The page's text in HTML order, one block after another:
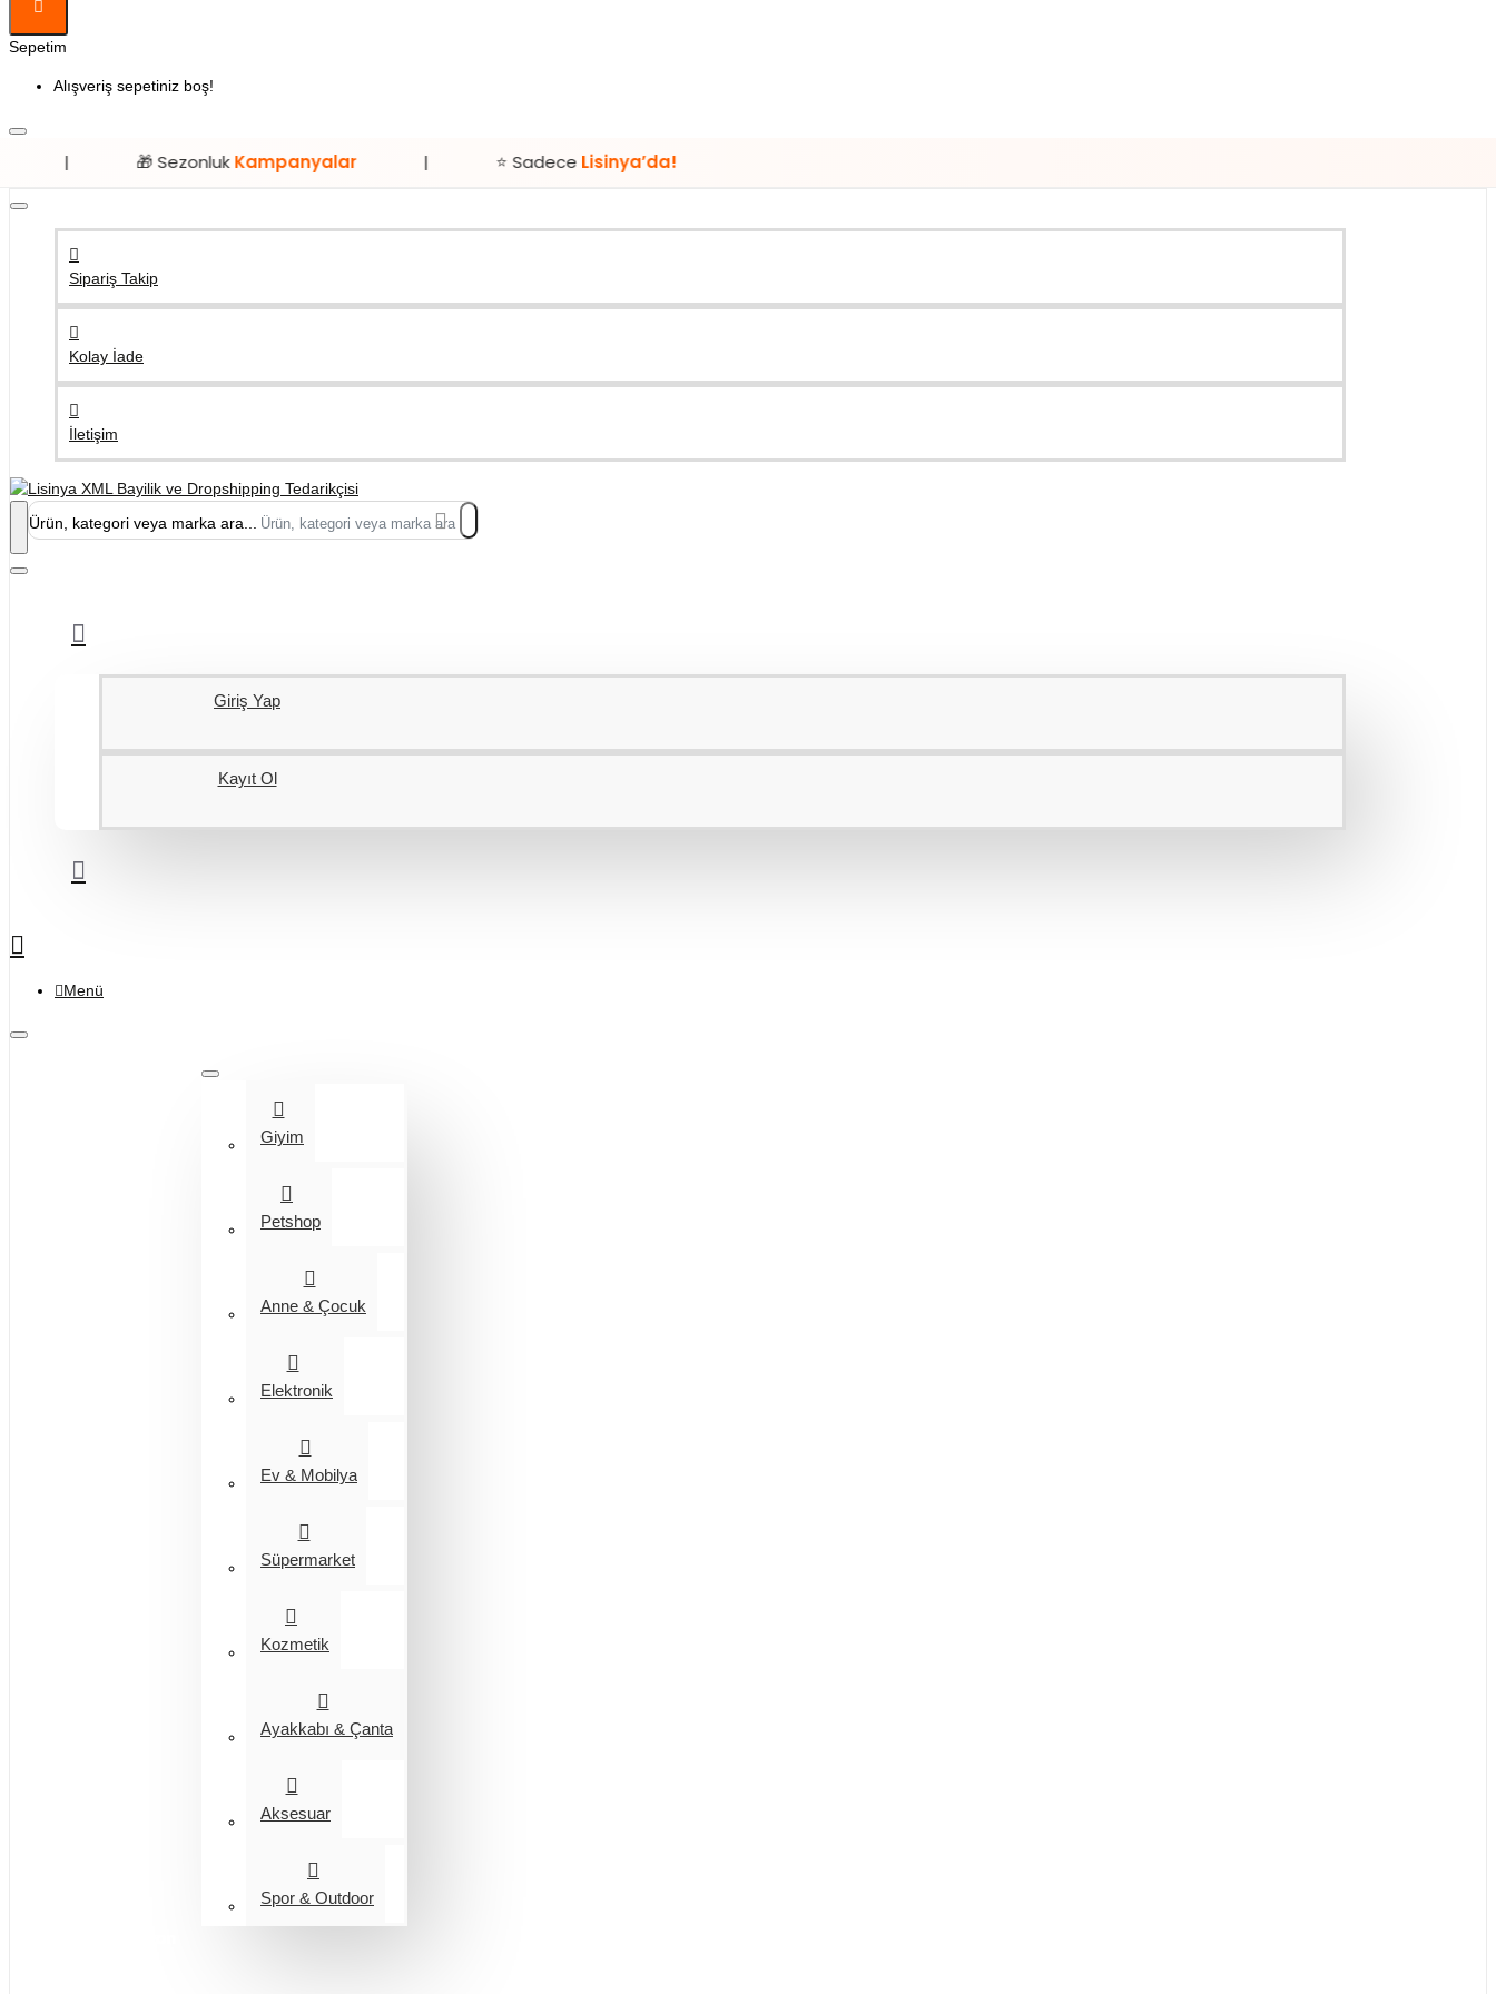
Sepetim
Alışveriş sepetiniz boş!
🎁 Sezonluk Kampanyalar | ⭐ Sadece Lisinya’da!
Sipariş Takip
Kolay İade
İletişim
Ürün, kategori veya marka ara...
Giriş Yap
Kayıt Ol
Menü
Giyim
Petshop
Anne & Çocuk
Elektronik
Ev & Mobilya
Süpermarket
Kozmetik
Ayakkabı & Çanta
Aksesuar
Spor & Outdoor